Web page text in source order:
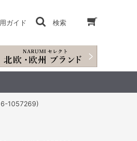
ガイド 検索
1057269)